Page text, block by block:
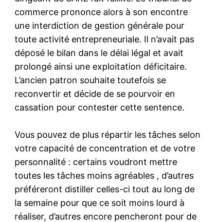
commerce prononce alors à son encontre
une interdiction de gestion générale pour
toute activité entrepreneuriale. Il n’avait pas
déposé le bilan dans le délai légal et avait
prolongé ainsi une exploitation déficitaire.
L’ancien patron souhaite toutefois se
reconvertir et décide de se pourvoir en
cassation pour contester cette sentence.
Vous pouvez de plus répartir les tâches selon
votre capacité de concentration et de votre
personnalité : certains voudront mettre
toutes les tâches moins agréables , d’autres
préféreront distiller celles-ci tout au long de
la semaine pour que ce soit moins lourd à
réaliser, d’autres encore pencheront pour de